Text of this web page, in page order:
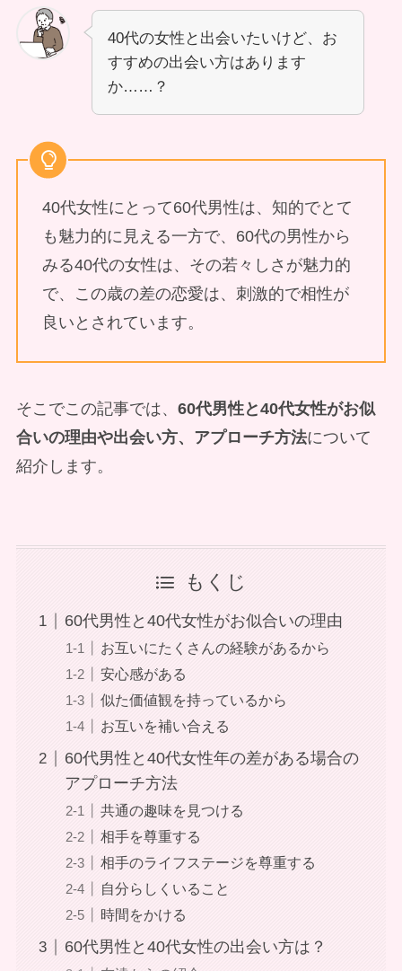
40代の女性と出会いたいけど、お
すすめの出会い方はあります
か……？
40代女性にとって60代男性は、知的でとて
も魅力的に見える一方で、60代の男性から
みる40代の女性は、その若々しさが魅力的
で、この歳の差の恋愛は、刺激的で相性が
良いとされています。
そこでこの記事では、 60代男性と40代女性がお似
合いの理由や出会い方、アプローチ方法について
紹介します。
もくじ
60代男性と40代女性がお似合いの理由
お互いにたくさんの経験があるから
安心感がある
似た価値観を持っているから
お互いを補い合える
60代男性と40代女性年の差がある場合の
アプローチ方法
共通の趣味を見つける
相手を尊重する
相手のライフステージを尊重する
自分らしくいること
時間をかける
60代男性と40代女性の出会い方は？